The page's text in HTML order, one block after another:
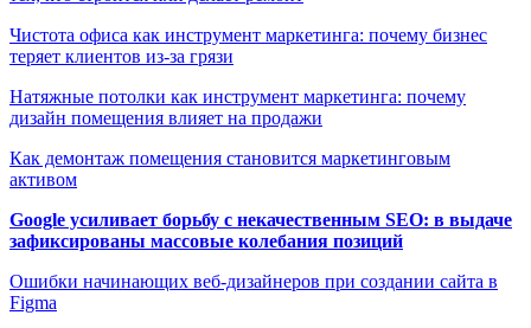
Чистота офиса как инструмент маркетинга: почему бизнес
теряет клиентов из-за грязи
Натяжные потолки как инструмент маркетинга: почему
дизайн помещения влияет на продажи
Как демонтаж помещения становится маркетинговым
активом
Google усиливает борьбу с некачественным SEO: в выдаче
зафиксированы массовые колебания позиций
Ошибки начинающих веб-дизайнеров при создании сайта в
Figma